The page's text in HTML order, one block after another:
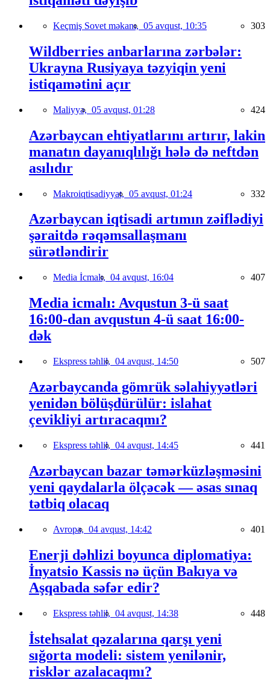
Keçmiş Sovet məkanı, 05 avqust, 10:35 303
Wildberries anbarlarına zərbələr:
Ukrayna Rusiyaya təzyiqin yeni
istiqamətini açır
Maliyyə, 05 avqust, 01:28 424
Azərbaycan ehtiyatlarını artırır, lakin
manatın dayanıqlılığı hələ də neftdən
asılıdır
Makroiqtisadiyyat, 05 avqust, 01:24 332
Azərbaycan iqtisadi artımın zəiflədiyi
şəraitdə rəqəmsallaşmanı
sürətləndirir
Media İcmalı, 04 avqust, 16:04 407
Media icmalı: Avqustun 3-ü saat
16:00-dan avqustun 4-ü saat 16:00-
dək
Ekspress təhlil, 04 avqust, 14:50 507
Azərbaycanda gömrük səlahiyyətləri
yenidən bölüşdürülür: islahat
çevikliyi artıracaqmı?
Ekspress təhlil, 04 avqust, 14:45 441
Azərbaycan bazar təmərküzləşməsini
yeni qaydalarla ölçəcək — əsas sınaq
tətbiq olacaq
Avropa, 04 avqust, 14:42 401
Enerji dəhlizi boyunca diplomatiya:
İnyatsio Kassis nə üçün Bakıya və
Aşqabada səfər edir?
Ekspress təhlil, 04 avqust, 14:38 448
İstehsalat qəzalarına qarşı yeni
sığorta modeli: sistem yenilənir,
risklər azalacaqmı?